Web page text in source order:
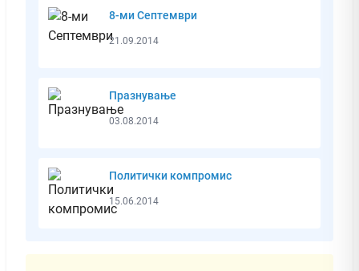
8-ми Септември
21.09.2014
Празнување
03.08.2014
Политички компромис
15.06.2014